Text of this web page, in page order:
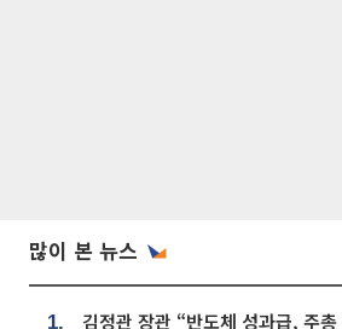
많이 본 뉴스
1.